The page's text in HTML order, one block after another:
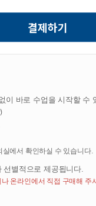
정산 및 콘텐츠 제공, 물
의 부정 이용방지와 비
와 같은 개인정보를 수집
, 자택 주소, 휴대전화번
으며, 결제 시 결제대행
한 회원가입, 경품행사
바로 수업을 시작할 수
에서 확인하실 수 있습니다.
별적으로 제공됩니다.
온라인에서 직접 구매해 주